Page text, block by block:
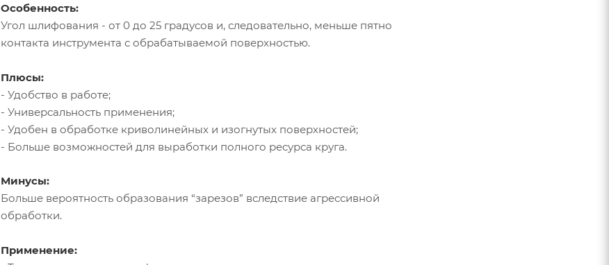
Особенность:
Угол шлифования - от 0 до 25 градусов и, следовательно, меньше пятно
контакта инструмента с обрабатываемой поверхностью.
Плюсы:
- Удобство в работе;
- Универсальность применения;
- Удобен в обработке криволинейных и изогнутых поверхностей;
- Больше возможностей для выработки полного ресурса круга.
Минусы:
Больше вероятность образования “зарезов” вследствие агрессивной
обработки.
Применение: